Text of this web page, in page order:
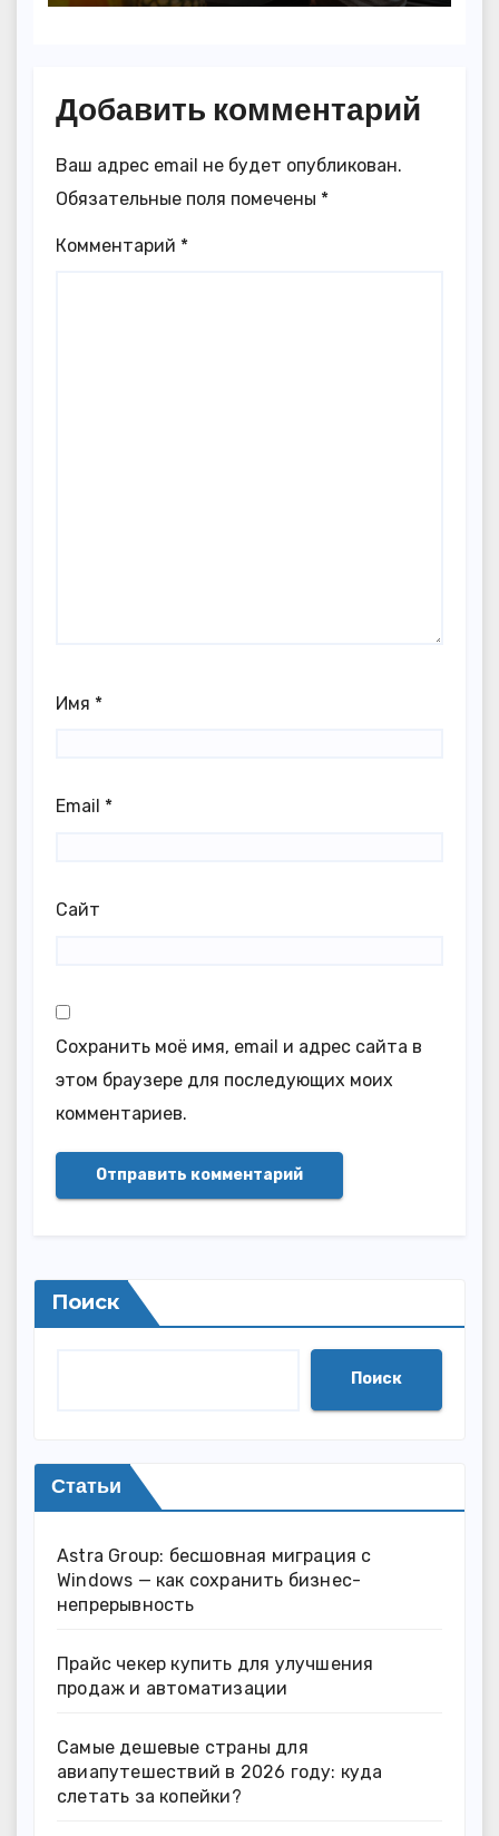
Добавить комментарий
Ваш адрес email не будет опубликован.
Обязательные поля помечены *
Комментарий *
Имя *
Email *
Сайт
Сохранить моё имя, email и адрес сайта в
этом браузере для последующих моих
комментариев.
Поиск
Поиск
Статьи
Astra Group: бесшовная миграция с
Windows — как сохранить бизнес-
непрерывность
Прайс чекер купить для улучшения
продаж и автоматизации
Самые дешевые страны для
авиапутешествий в 2026 году: куда
слетать за копейки?